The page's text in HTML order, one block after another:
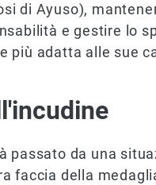
di Ayuso),
e gestire lo
più adatta alle sue
passato da una
faccia della